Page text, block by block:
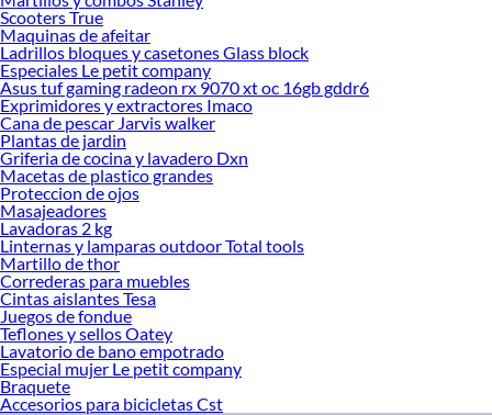
Scooters True
Maquinas de afeitar
Ladrillos bloques y casetones Glass block
Especiales Le petit company
Asus tuf gaming radeon rx 9070 xt oc 16gb gddr6
Exprimidores y extractores Imaco
Cana de pescar Jarvis walker
Plantas de jardin
Griferia de cocina y lavadero Dxn
Macetas de plastico grandes
Proteccion de ojos
Masajeadores
Lavadoras 2 kg
Linternas y lamparas outdoor Total tools
Martillo de thor
Correderas para muebles
Cintas aislantes Tesa
Juegos de fondue
Teflones y sellos Oatey
Lavatorio de bano empotrado
Especial mujer Le petit company
Braquete
Accesorios para bicicletas Cst